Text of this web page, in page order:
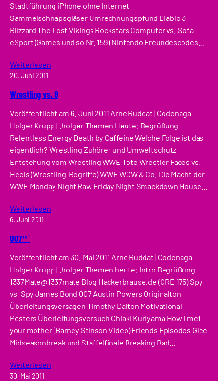
Stadtführung iPhone ohne Internet
Sammelschnapsgläser Umrechnungspfund Diablo 3
Blizzard The Lost Vikings Rockstars Computer vs. Sofa
eSport (Games und so Nr. 159) Nintendo Freundescodes…
Weiterlesen
20. Juni 2011
Wrestling vs. 8
Veröffentlicht am 6. Juni 2011 Arne Ruddat | Codenaga
Holger Krupp | .holger Themen Heute: Begrüßung
Relentless Energy Death by Caffeine Welche Folge ist das
eigentlich? Wrestling Zuhörer und Umweltschutz
Entstehung vom Wrestling WWE Tote Wrestler Faces vs.
Heels (Wrestling-Begriffe) WWF WCW & Co. Die Macht der
WWE Monday Night Raw Friday Night Smackdown House…
Weiterlesen
6. Juni 2011
007™¯
Veröffentlicht am 30. Mai 2011 Arne Ruddat | Codenaga
Holger Krupp | .holger Themen heute: Intro Begrüßung
1337Mate@1337mate Blog Hackerbrause.de (CRE 175) Spy
vs. Spy James Bond 007 Austin Powers Originalton
Überleitungsversagen Timothy Dalton Motivational
Posters Überleitungsversuch Chiaki Kuriyama How I met
your mother (Barney Stinson Video) Friends Episodes Glee
Midseasonbreak und Staffelfinale Breaking Bad…
Weiterlesen
30. Mai 2011